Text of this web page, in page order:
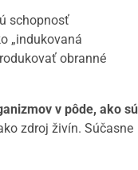
schopnosť
„indukovaná
obranné
v pôde, ako sú
zdroj živín. Súčasne